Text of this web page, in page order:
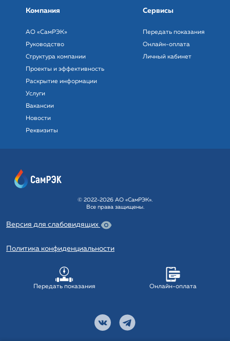
Компания
АО «СамРЭК»
Руководство
Структура компании
Проекты и эффективность
Раскрытие информации
Услуги
Вакансии
Новости
Реквизиты
Сервисы
Передать показания
Онлайн-оплата
Личный кабинет
© 2022-2026 АО «СамРЭК».
Все права защищены.
Версия для слабовидящих
Политика конфиденциальности
Передать показания Онлайн-оплата